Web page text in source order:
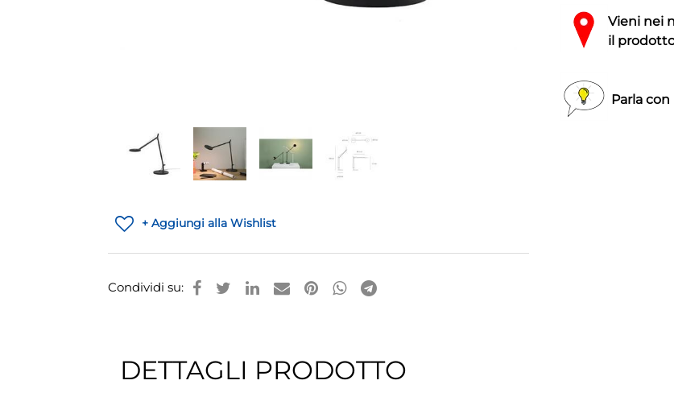
+ Aggiungi alla Wishlist
Condividi su:
Vieni nei
il
Parla
DETTAGLI PRODOTTO